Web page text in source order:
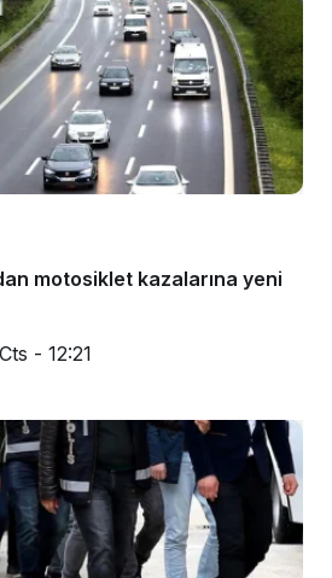
motosiklet kazalarına yeni
- 12:21